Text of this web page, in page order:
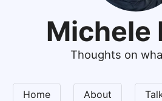
Michele
Thoughts on
Home About